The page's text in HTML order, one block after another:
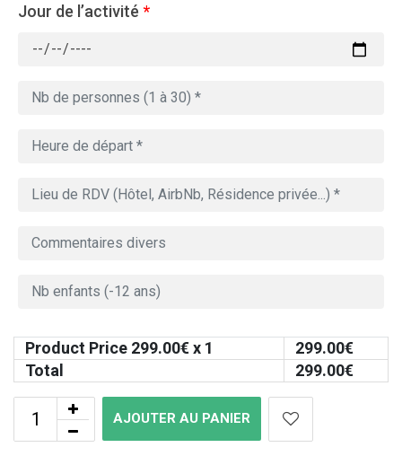
Jour de l’activité *
Product Price 299.00€ x 1 299.00€
Total
299.00€
AJOUTER AU PANIER